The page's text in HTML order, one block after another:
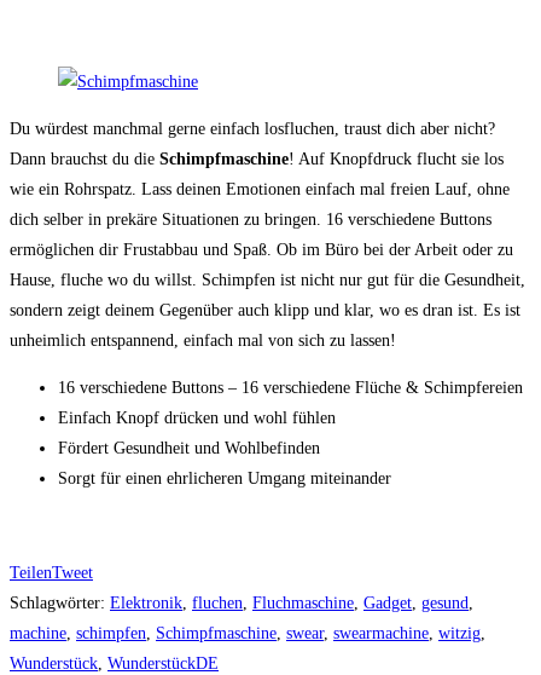
einzuklappen
Du würdest manchmal gerne einfach losfluchen, traust dich aber nicht?
Dann brauchst du die Schimpfmaschine! Auf Knopfdruck flucht sie los
wie ein Rohrspatz. Lass deinen Emotionen einfach mal freien Lauf, ohne
dich selber in prekäre Situationen zu bringen. 16 verschiedene Buttons
ermöglichen dir Frustabbau und Spaß. Ob im Büro bei der Arbeit oder zu
Hause, fluche wo du willst. Schimpfen ist nicht nur gut für die Gesundheit,
sondern zeigt deinem Gegenüber auch klipp und klar, wo es dran ist. Es ist
unheimlich entspannend, einfach mal von sich zu lassen!
16 verschiedene Buttons – 16 verschiedene Flüche & Schimpfereien
Einfach Knopf drücken und wohl fühlen
Fördert Gesundheit und Wohlbefinden
Sorgt für einen ehrlicheren Umgang miteinander
TeilenTweet
Schlagwörter: Elektronik, fluchen, Fluchmaschine, Gadget, gesund,
machine, schimpfen, Schimpfmaschine, swear, swearmachine, witzig,
Wunderstück, WunderstückDE